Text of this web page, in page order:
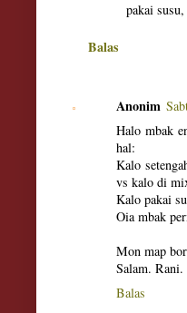
pakai
Balas
Anonim
Halo mbak
hal:
Kalo
vs kalo di
Kalo pakai
Oia mbak
Mon map
Salam. Rani.
Balas